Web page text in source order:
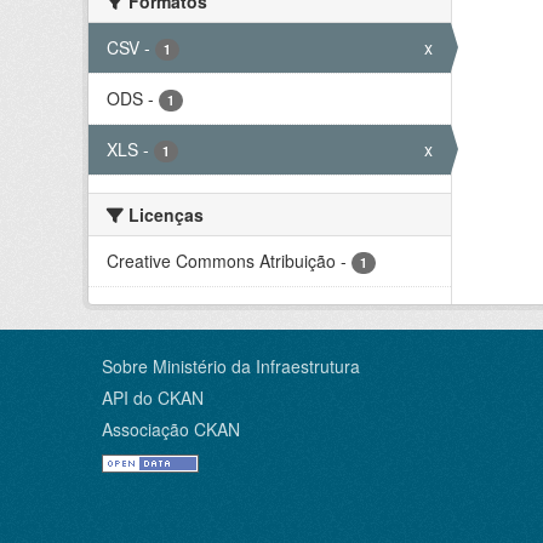
CSV - 1 x
ODS - 1
XLS - 1 x
Licenças
Creative Commons Atribuição - 1
Sobre Ministério da Infraestrutura
API do CKAN
Associação CKAN